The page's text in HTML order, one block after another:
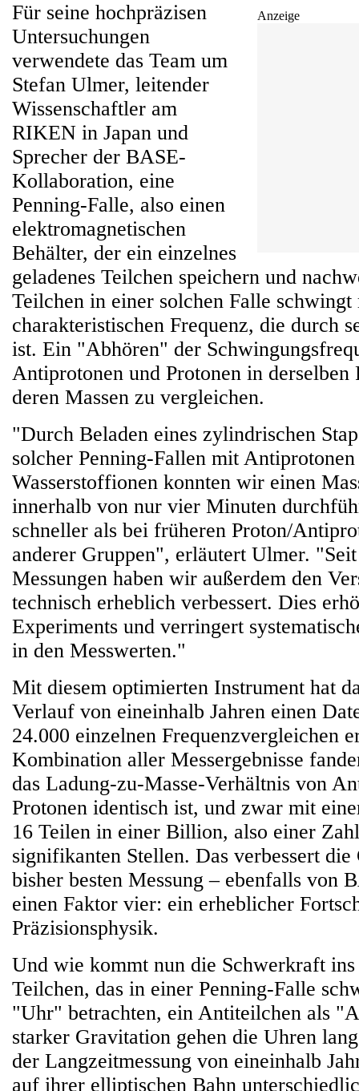
Anzeige
Für seine hochpräzisen
Untersuchungen
verwendete das Team um
Stefan Ulmer, leitender
Wissenschaftler am
RIKEN in Japan und
Sprecher der BASE-
Kollaboration, eine
Penning-Falle, also einen
elektromagnetischen
Behälter, der ein einzelnes
geladenes Teilchen speichern und
Teilchen in einer solchen Falle
charakteristischen Frequenz, die durch
ist. Ein "Abhören" der
Antiprotonen und Protonen in derselben
deren Massen zu vergleichen.
"Durch Beladen eines zylindrischen
solcher Penning-Fallen mit
Wasserstoffionen konnten wir einen
innerhalb von nur vier Minuten
schneller als bei früheren Proton/
anderer Gruppen", erläutert Ulmer.
Messungen haben wir außerdem den
technisch erheblich verbessert. Dies
Experiments und verringert
in den Messwerten."
Mit diesem optimierten Instrument hat
Verlauf von eineinhalb Jahren einen
24.000 einzelnen Frequenzvergleichen
Kombination aller Messergebnisse
das Ladung-zu-Masse-Verhältnis von
Protonen identisch ist, und zwar mit
16 Teilen in einer Billion, also einer
signifikanten Stellen. Das verbessert
bisher besten Messung – ebenfalls von
einen Faktor vier: ein erheblicher
Präzisionsphysik.
Und wie kommt nun die Schwerkraft
Teilchen, das in einer Penning-Falle
"Uhr" betrachten, ein Antiteilchen als
starker Gravitation gehen die Uhren
der Langzeitmessung von eineinhalb
auf ihrer elliptischen Bahn